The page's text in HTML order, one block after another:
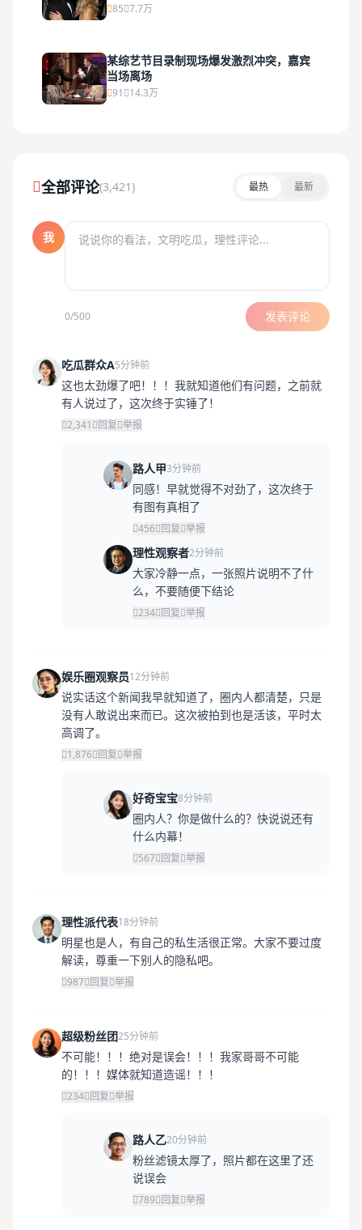
85 7.7万
某综艺节目录制现场爆发激烈冲突，嘉宾
当场离场
91 14.3万
全部评论(3,421) 最热 最新
我
0/500 发表评论
吃瓜群众A5分钟前
这也太劲爆了吧！！！我就知道他们有问题，之前就
有人说过了，这次终于实锤了！
2,341 回复 举报
路人甲3分钟前
同感！早就觉得不对劲了，这次终于
有图有真相了
456 回复 举报
理性观察者2分钟前
大家冷静一点，一张照片说明不了什
么，不要随便下结论
234 回复 举报
娱乐圈观察员12分钟前
说实话这个新闻我早就知道了，圈内人都清楚，只是
没有人敢说出来而已。这次被拍到也是活该，平时太
高调了。
1,876 回复 举报
好奇宝宝8分钟前
圈内人？你是做什么的？快说说还有
什么内幕！
567 回复 举报
理性派代表18分钟前
明星也是人，有自己的私生活很正常。大家不要过度
解读，尊重一下别人的隐私吧。
987 回复 举报
超级粉丝团25分钟前
不可能！！！绝对是误会！！！我家哥哥不可能
的！！！媒体就知道造谣！！！
234 回复 举报
路人乙20分钟前
粉丝滤镜太厚了，照片都在这里了还
说误会
789 回复 举报